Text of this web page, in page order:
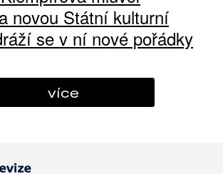
novou Státní kulturní
se v ní nové pořádky
více